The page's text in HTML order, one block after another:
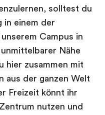
solltest du
in einem der
Campus in
Nähe
hier zusammen mit
aus der ganzen Welt
Freizeit könnt ihr
nutzen und